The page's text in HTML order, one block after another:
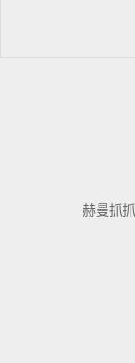
赫曼抓